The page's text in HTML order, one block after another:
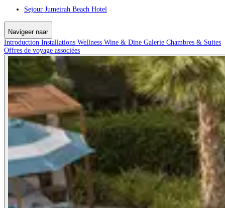
Sejour Jumeirah Beach Hotel
Navigeer naar
Introduction Installations Wellness Wine & Dine Galerie Chambres & Suites
Offres de voyage associées